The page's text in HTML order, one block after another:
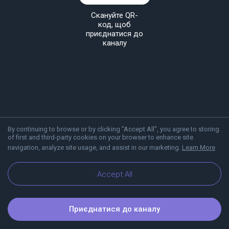
By continuing to browse or by clicking "Accept All", you agree to storing
of first and third-party cookies on your browser to enhance site
navigation, analyze site usage, and assist in our marketing. Learn More
Accept All
Скануйте QR-
код, щоб
приєднатися до
каналу
Про Viber Блог
Приєднатися до каналу